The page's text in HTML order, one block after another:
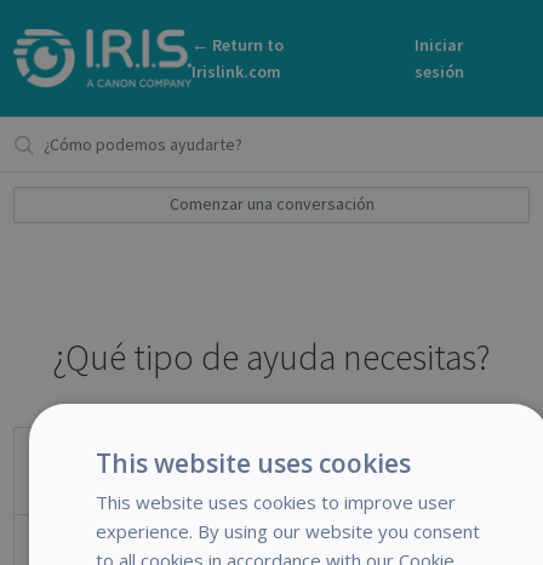
← Return to
Irislink.com
Iniciar
sesión
Comenzar una conversación
¿Qué tipo de ayuda necesitas?
Soporte Técnico
This website uses cookies
This website uses cookies to improve user
experience. By using our website you consent
to all cookies in accordance with our Cookie